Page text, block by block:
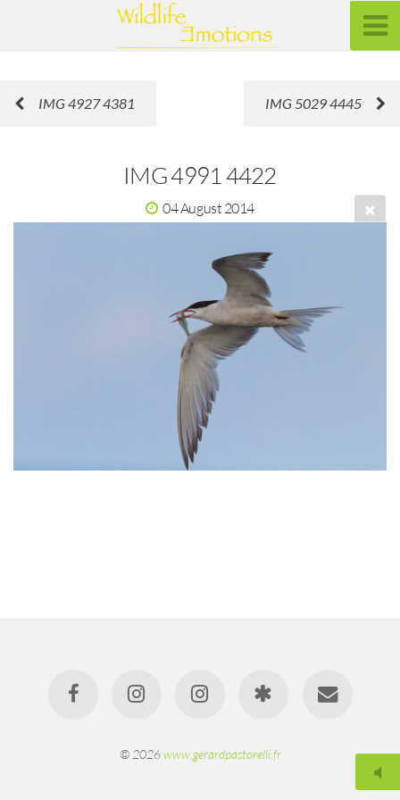
IMG 4927 4381 IMG 5029 4445
IMG 4991 4422
04 August 2014
© 2026www.gerardpastorelli.fr